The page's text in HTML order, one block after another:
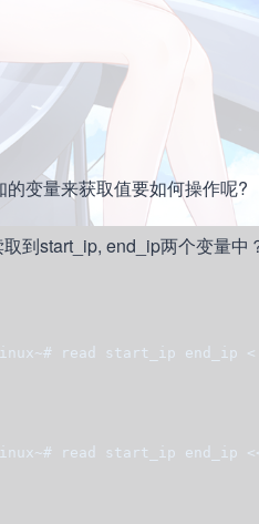
变量来获取值要如何操作呢?
到start_ip, end_ip两个变量中
read start_ip
read start_ip